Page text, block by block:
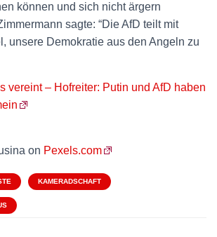
können und sich nicht ärgern
sagte: “Die AfD teilt mit
unsere Demokratie aus den Angeln zu
vereint – Hofreiter: Putin und AfD haben
on Pexels.com
KAMERADSCHAFT